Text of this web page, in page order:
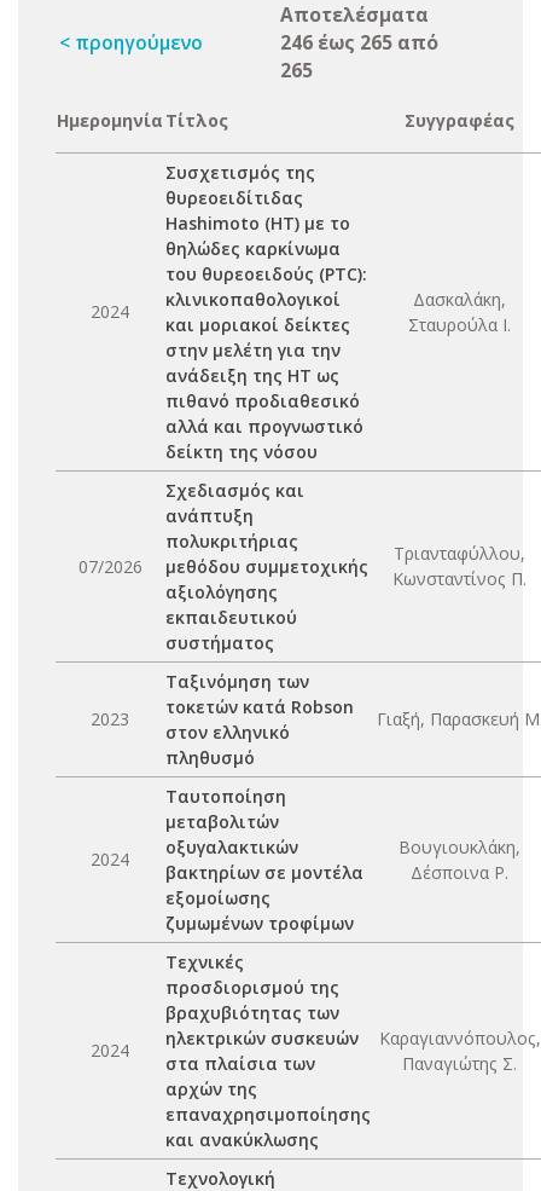
< προηγούμενο
Αποτελέσματα
246 έως 265 από
265
Ημερομηνία Τίτλος Συγγραφέας
2024
Συσχετισμός της
θυρεοειδίτιδας
Hashimoto (HT) με το
θηλώδες καρκίνωμα
του θυρεοειδούς (PTC):
κλινικοπαθολογικοί
και μοριακοί δείκτες
στην μελέτη για την
ανάδειξη της ΗΤ ως
πιθανό προδιαθεσικό
αλλά και προγνωστικό
δείκτη της νόσου
Δασκαλάκη,
Σταυρούλα Ι.
07/2026
Σχεδιασμός και
ανάπτυξη
πολυκριτήριας
μεθόδου συμμετοχικής
αξιολόγησης
εκπαιδευτικού
συστήματος
Τριανταφύλλου,
Κωνσταντίνος Π.
2023
Ταξινόμηση των
τοκετών κατά Robson
στον ελληνικό
πληθυσμό
Γιαξή, Παρασκευή
2024
Ταυτοποίηση
μεταβολιτών
οξυγαλακτικών
βακτηρίων σε μοντέλα
εξομοίωσης
ζυμωμένων τροφίμων
Βουγιουκλάκη,
Δέσποινα Ρ.
2024
Τεχνικές
προσδιορισμού της
βραχυβιότητας των
ηλεκτρικών συσκευών
στα πλαίσια των
αρχών της
επαναχρησιμοποίησης
και ανακύκλωσης
Καραγιαννόπουλος,
Παναγιώτης Σ.
Τεχνολογική